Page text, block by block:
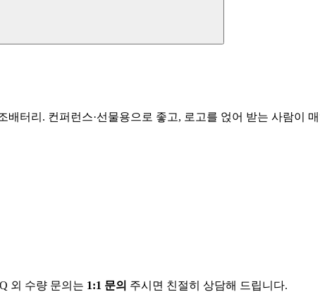
배터리. 컨퍼런스·선물용으로 좋고, 로고를 얹어 받는 사람이
외 수량 문의는 1:1 문의 주시면 친절히 상담해 드립니다.